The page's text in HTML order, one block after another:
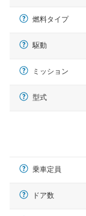
燃料タイプ
駆動
ミッション
型式
乗車定員
ドア数